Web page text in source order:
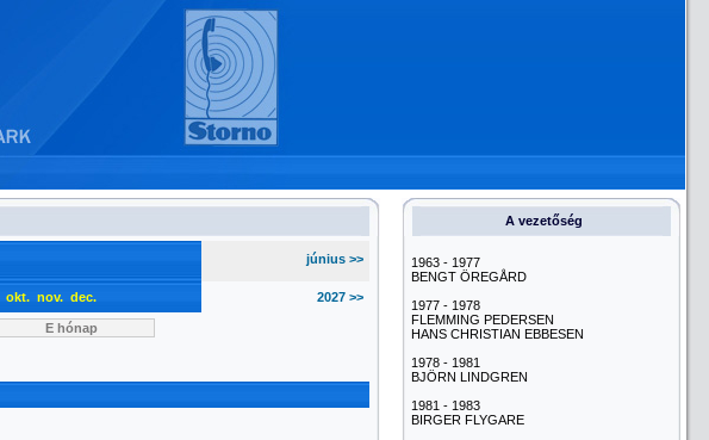
június >>
okt. nov. dec. 2027 >>
A vezetőség
1963 - 1977
BENGT ÖREGÅRD
1977 - 1978
FLEMMING PEDERSEN
HANS CHRISTIAN EBBESEN
1978 - 1981
BJÖRN LINDGREN
1981 - 1983
BIRGER FLYGARE